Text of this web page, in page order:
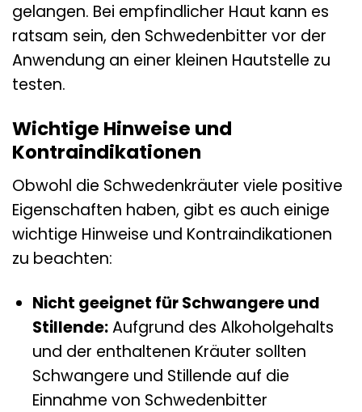
gelangen. Bei empfindlicher Haut kann es
ratsam sein, den Schwedenbitter vor der
Anwendung an einer kleinen Hautstelle zu
testen.
Wichtige Hinweise und
Kontraindikationen
Obwohl die Schwedenkräuter viele positive
Eigenschaften haben, gibt es auch einige
wichtige Hinweise und Kontraindikationen
zu beachten:
Nicht geeignet für Schwangere und
Stillende:Aufgrund des Alkoholgehalts
und der enthaltenen Kräuter sollten
Schwangere und Stillende auf die
Einnahme von Schwedenbitter